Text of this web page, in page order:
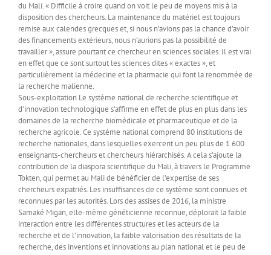
du Mali. « Difficile à croire quand on voit le peu de moyens mis à la
disposition des chercheurs. La maintenance du matériel est toujours
remise aux calendes grecques et, si nous n’avions pas la chance d’avoir
des financements extérieurs, nous n’aurions pas la possibilité de
travailler », assure pourtant ce chercheur en sciences sociales. Il est vrai
en effet que ce sont surtout les sciences dites « exactes », et
particulièrement la médecine et la pharmacie qui font la renommée de
la recherche malienne.
Sous-exploitation Le système national de recherche scientifique et
d’innovation technologique s’affirme en effet de plus en plus dans les
domaines de la recherche biomédicale et pharmaceutique et de la
recherche agricole. Ce système national comprend 80 institutions de
recherche nationales, dans lesquelles exercent un peu plus de 1 600
enseignants-chercheurs et chercheurs hiérarchisés. A cela s’ajoute la
contribution de la diaspora scientifique du Mali, à travers le Programme
Tokten, qui permet au Mali de bénéficier de l’expertise de ses
chercheurs expatriés. Les insuffisances de ce système sont connues et
reconnues par les autorités. Lors des assises de 2016, la ministre
Samaké Migan, elle-même généticienne reconnue, déplorait la faible
interaction entre les différentes structures et les acteurs de la
recherche et de l’innovation, la faible valorisation des résultats de la
recherche, des inventions et innovations au plan national et le peu de